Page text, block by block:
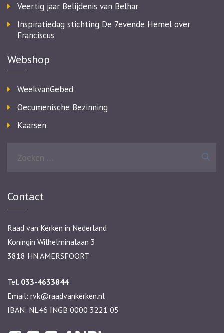
Veertig jaar Belijdenis van Belhar
Inspiratiedag stichting De 7evende Hemel over
Franciscus
Webshop
WeekvanGebed
Oecumenische Bezinning
Kaarsen
Contact
Raad van Kerken in Nederland
Koningin Wilhelminalaan 3
3818 HN AMERSFOORT
Tel. 033-4633844
Email: rvk@raadvankerken.nl
IBAN: NL46 INGB 0000 3221 05